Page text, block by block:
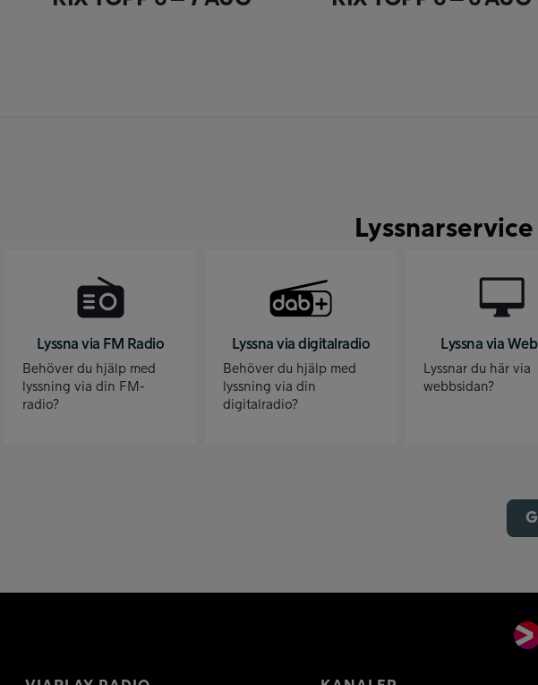
Lyssna via FM Radio
Behöver du hjälp med
lyssning via din FM-
radio?
Lyssna via digitalradio
Behöver du hjälp med
lyssning via din
digitalradio?
Lyssna via
Lyssnar du här via
webbsidan?